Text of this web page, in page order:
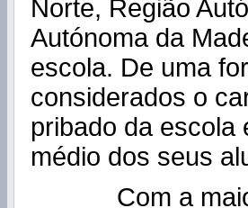
Norte, Região
Autónoma da
escola. De uma
considerados o
pribado da escola
médio dos seus
Com a